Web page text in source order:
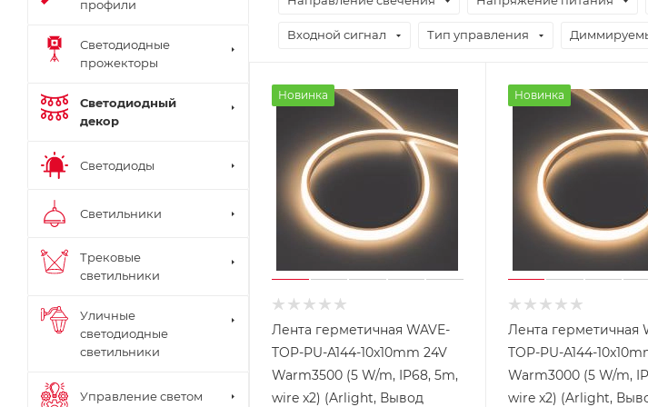
Входной сигнал Тип управления
Новинка
Лента герметичная WAVE-
TOP-PU-A144-10x10mm 24V
Warm3500 (5 W/m, IP68, 5m,
wire x2) (Arlight, Вывод
Новинка
Лента герметичная
TOP-PU-A144-
Warm3000 (5 W/m,
wire x2) (Arlight,
профили
Светодиодные
прожекторы
Светодиодный
декор
Светодиоды
Светильники
Трековые
светильники
Уличные
светодиодные
светильники
Управление светом